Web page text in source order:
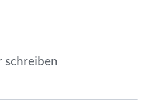
schreiben